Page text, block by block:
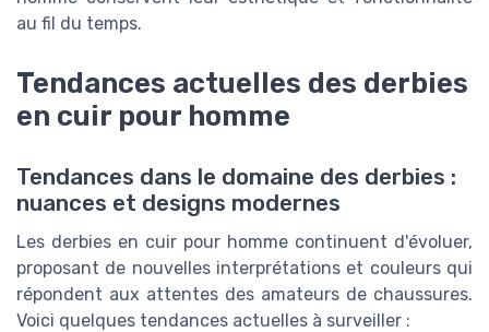
au fil du temps.
Tendances actuelles des derbies
en cuir pour homme
Tendances dans le domaine des derbies :
nuances et designs modernes
Les derbies en cuir pour homme continuent d'évoluer,
proposant de nouvelles interprétations et couleurs qui
répondent aux attentes des amateurs de chaussures.
Voici quelques tendances actuelles à surveiller :